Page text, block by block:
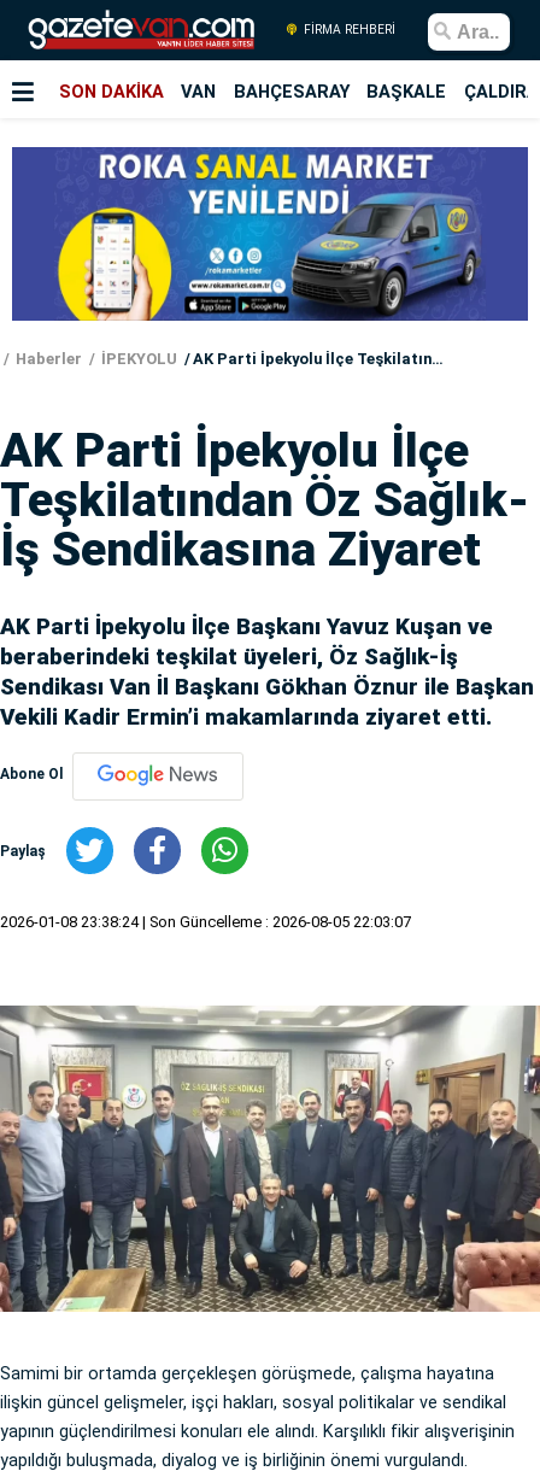
FİRMA REHBERİ
SON DAKİKA VAN BAHÇESARAY BAŞKALE
Haberler İPEKYOLU AK Parti İpekyolu İlçe Teşkilatından Öz Sağlık-İş Sendikasına Ziyaret
AK Parti İpekyolu İlçe
Teşkilatından Öz Sağlık-
İş Sendikasına Ziyaret
AK Parti İpekyolu İlçe Başkanı Yavuz Kuşan ve
beraberindeki teşkilat üyeleri, Öz Sağlık-İş
Sendikası Van İl Başkanı Gökhan Öznur ile Başkan
Vekili Kadir Ermin’i makamlarında ziyaret etti.
Abone Ol
Paylaş
2026-01-08 23:38:24 | Son Güncelleme : 2026-08-05 22:03:07
Samimi bir ortamda gerçekleşen görüşmede, çalışma hayatına
ilişkin güncel gelişmeler, işçi hakları, sosyal politikalar ve sendikal
yapının güçlendirilmesi konuları ele alındı. Karşılıklı fikir alışverişinin
yapıldığı buluşmada, diyalog ve iş birliğinin önemi vurgulandı.